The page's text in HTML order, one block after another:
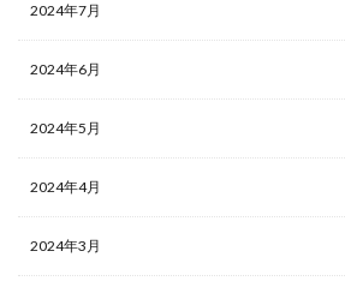
2024年7月
2024年6月
2024年5月
2024年4月
2024年3月